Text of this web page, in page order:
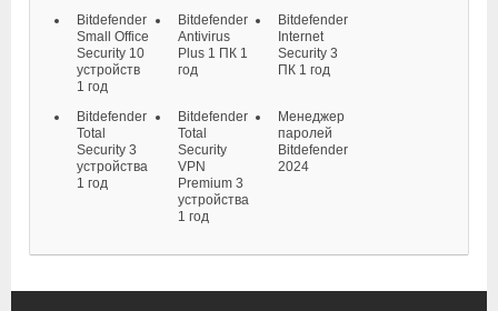
Bitdefender
Small Office
Security 10
устройств
1 год
Bitdefender
Antivirus
Plus 1 ПК 1
год
Bitdefender
Internet
Security 3
ПК 1 год
Bitdefender
Total
Security 3
устройства
1 год
Bitdefender
Total
Security
VPN
Premium 3
устройства
1 год
Менеджер
паролей
Bitdefender
2024